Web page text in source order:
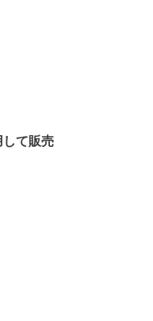
して販売